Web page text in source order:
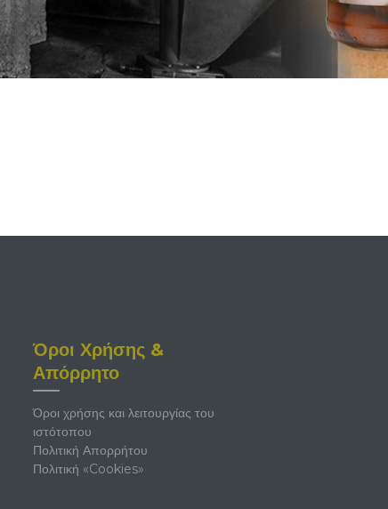
Όροι Χρήσης &
Απόρρητο
Όροι χρήσης και λειτουργίας του
ιστότοπου
Πολιτική Απορρήτου
Πολιτική «Cookies»